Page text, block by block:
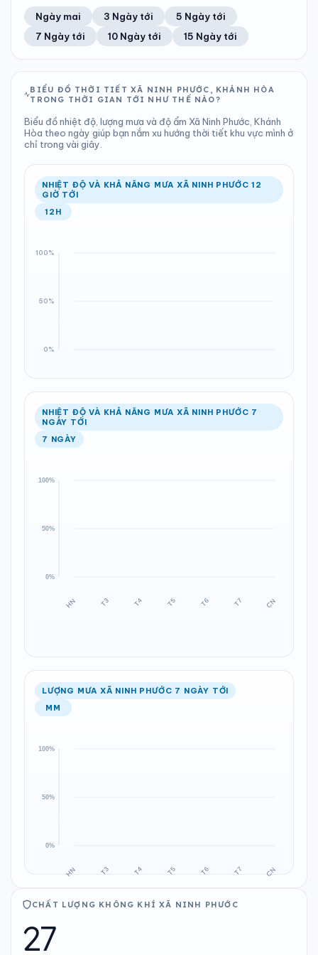
20°C 0%
Khả năng mưa
0 mm
Tổng cả ngày
1006 hPa
Bình thường
12
Chỉ số UV
Tốt
Ước lượng
21°C
Ổn định
82%
Khả năng mưa
Trung bình ngày Tốc độ gió
TIA UV TẦM NHÌN
LƯỢNG MƯA
0 mm
Tổng cả ngày
ÁP SUẤT
1006 hPa
Bình thường
Ổn định Khả năng mưa
Ngày mai 3 Ngày tới
5 Ngày tới
7 Ngày tới
10 Ngày tới 15 Ngày tới
BIỂU ĐỒ THỜI TIẾT XÃ NINH PHƯỚC, KHÁNH HÒA
TRONG THỜI GIAN TỚI NHƯ THẾ NÀO?
Biểu đồ nhiệt độ, lượng mưa và độ ẩm Xã Ninh Phước, Khánh
Hòa theo ngày giúp bạn nắm xu hướng thời tiết khu vực mình ở
chỉ trong vài giây.
NHIỆT ĐỘ VÀ KHẢ NĂNG MƯA XÃ NINH PHƯỚC 12
GIỜ TỚI
12H
NHIỆT ĐỘ VÀ KHẢ NĂNG MƯA XÃ NINH PHƯỚC 7
NGÀY TỚI
7 NGÀY
LƯỢNG MƯA XÃ NINH PHƯỚC 7 NGÀY TỚI
MM
CHẤT LƯỢNG KHÔNG KHÍ XÃ NINH PHƯỚC
27